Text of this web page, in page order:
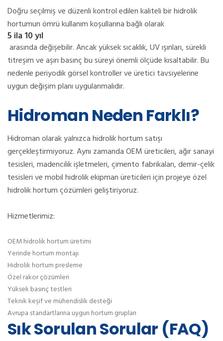
Doğru seçilmiş ve düzenli kontrol edilen kaliteli bir hidrolik
hortumun ömrü kullanım koşullarına bağlı olarak
5 ila 10 yıl
arasında değişebilir. Ancak yüksek sıcaklık, UV ışınları, sürekli
titreşim ve aşırı basınç bu süreyi önemli ölçüde kısaltabilir. Bu
nedenle periyodik görsel kontroller ve üretici tavsiyelerine
uygun değişim planı uygulanmalıdır.
Hidroman Neden Farklı?
Hidroman olarak yalnızca hidrolik hortum satışı
gerçekleştirmiyoruz. Aynı zamanda OEM üreticileri, ağır sanayi
tesisleri, madencilik işletmeleri, çimento fabrikaları, demir-çelik
tesisleri ve mobil hidrolik ekipman üreticileri için projeye özel
hidrolik hortum çözümleri geliştiriyoruz.
Hizmetlerimiz:
OEM hidrolik hortum üretimi
Yerinde hortum montajı
Hidrolik hortum presleme
Özel rakor çözümleri
Yüksek basınç testleri
Teknik keşif ve mühendislik desteği
Avrupa standartlarına uygun hortum grupları
Sık Sorulan Sorular (FAQ)